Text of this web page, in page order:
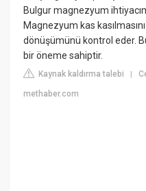
Bulgur magnezyum
Magnezyum kas
dönüşümünü kontrol eder.
bir öneme sahiptir.
Kaynak kaldırma talebi |
methaber.com